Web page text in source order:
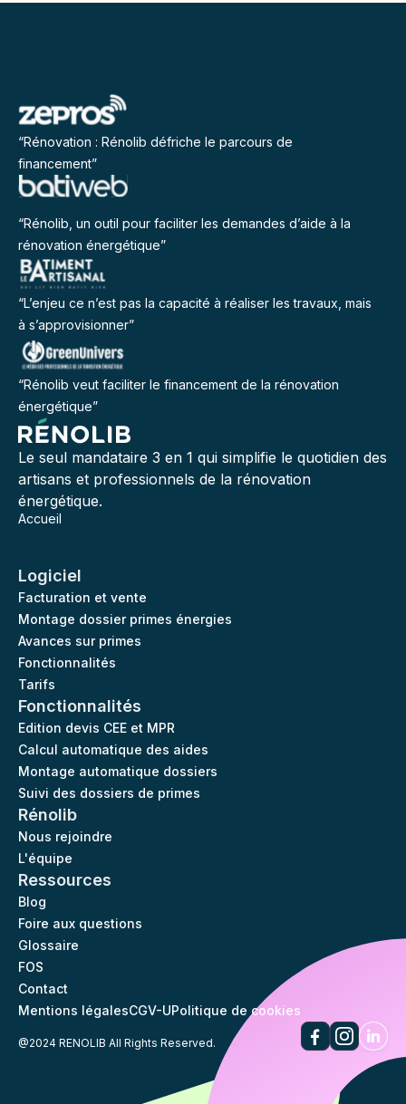
“Rénovation : Rénolib défriche le parcours de
financement”
“Rénolib, un outil pour faciliter les demandes d’aide à la
rénovation énergétique”
“L’enjeu ce n’est pas la capacité à réaliser les travaux, mais
à s’approvisionner”
“Rénolib veut faciliter le financement de la rénovation
énergétique”
Le seul mandataire 3 en 1 qui simplifie le quotidien des
artisans et professionnels de la rénovation
énergétique.
Accueil
Logiciel
Facturation et vente
Montage dossier primes énergies
Avances sur primes
Fonctionnalités
Tarifs
Fonctionnalités
Edition devis CEE et MPR
Calcul automatique des aides
Montage automatique dossiers
Suivi des dossiers de primes
Rénolib
Nous rejoindre
L'équipe
Ressources
Blog
Foire aux questions
Glossaire
FOS
Contact
Mentions légalesCGV-UPolitique de cookies
@2024 RENOLIB All Rights Reserved.